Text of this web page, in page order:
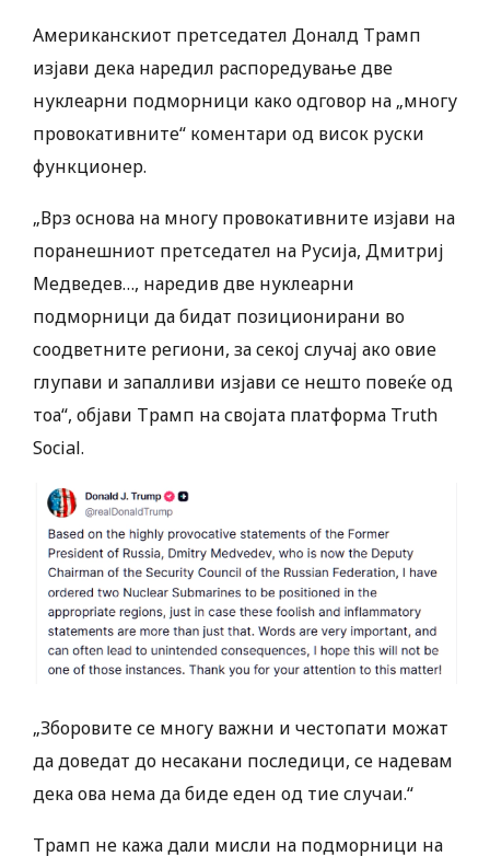
Американскиот претседател Доналд Трамп
изјави дека наредил распоредување две
нуклеарни подморници како одговор на „многу
провокативните“ коментари од висок руски
функционер.
„Врз основа на многу провокативните изјави на
поранешниот претседател на Русија, Дмитриј
Медведев…, наредив две нуклеарни
подморници да бидат позиционирани во
соодветните региони, за секој случај ако овие
глупави и запалливи изјави се нешто повеќе од
тоа“, објави Трамп на својата платформа Truth
Social.
„Зборовите се многу важни и честопати можат
да доведат до несакани последици, се надевам
дека ова нема да биде еден од тие случаи.“
Трамп не кажа дали мисли на подморници на